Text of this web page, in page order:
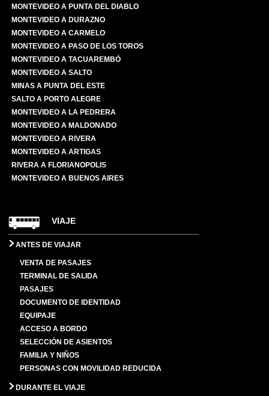
MONTEVIDEO A PUNTA DEL DIABLO
MONTEVIDEO A DURAZNO
MONTEVIDEO A CARMELO
MONTEVIDEO A PASO DE LOS TOROS
MONTEVIDEO A TACUAREMBÓ
MONTEVIDEO A SALTO
MINAS A PUNTA DEL ESTE
SALTO A PORTO ALEGRE
MONTEVIDEO A LA PEDRERA
MONTEVIDEO A MALDONADO
MONTEVIDEO A RIVERA
MONTEVIDEO A ARTIGAS
RIVERA A FLORIANOPOLIS
MONTEVIDEO A BUENOS AIRES
VIAJE
ANTES DE VIAJAR
VENTA DE PASAJES
TERMINAL DE SALIDA
PASAJES
DOCUMENTO DE IDENTIDAD
EQUIPAJE
ACCESO A BORDO
SELECCIÓN DE ASIENTOS
FAMILIA Y NIÑOS
PERSONAS CON MOVILIDAD REDUCIDA
DURANTE EL VIAJE